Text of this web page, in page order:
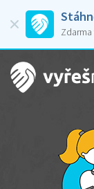
Zdarma